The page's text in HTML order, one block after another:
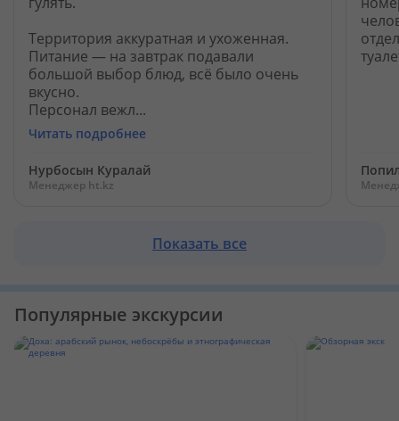
Территория аккуратная и ухоженная.
Питание — на завтрак подавали
большой выбор блюд, всё было очень
вкусно.
Персонал вежл...
Читать подробнее
Нурбосын Куралай
Менеджер ht.kz
Показать все
Популярные экскурсии